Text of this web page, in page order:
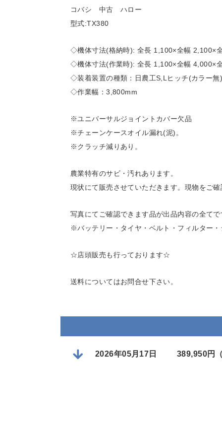
コバシ 中古 ハロー
型式:TX380
◇機体寸法(格納時): 全長 1,100×全幅 2,100×
◇機体寸法(作業時): 全長 1,100×全幅 4,000×
◇装着装置の種類：日農工S,Lヒッチ(カラー無
◇作業幅：3,800mm
※ユニバーサルジョイントカバー欠品
※チェーンケースオイル漏れ(泥)。
※クラッチ減りあり。
農業特有のサビ・汚れあります。
現状にて販売させていただきます。現物をご
写真にてご確認できます品が出品内容の全てで
※バッテリー・タイヤ・ベルト・フィルター
☆店頭販売も行っております☆
送料についてはお問合せ下さい。
2026年05月17日 389,950円